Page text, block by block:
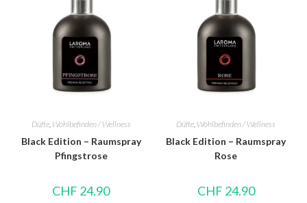
Düfte, Wohlbefinden / Wellness
Black Edition – Raumspray
Pfingstrose
CHF 24.90
Düfte Wohlbefinden / Wellness
Black Edition – Raumspray
Rose
CHF 24.90